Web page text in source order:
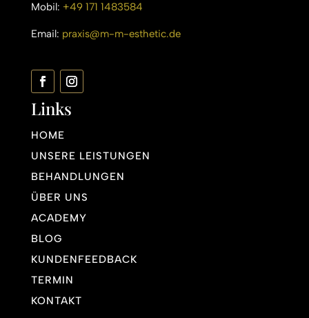
Mobil: +49 171 1483584
Email: praxis@m-m-esthetic.de
Links
HOME
UNSERE LEISTUNGEN
BEHANDLUNGEN
ÜBER UNS
ACADEMY
BLOG
KUNDENFEEDBACK
TERMIN
KONTAKT